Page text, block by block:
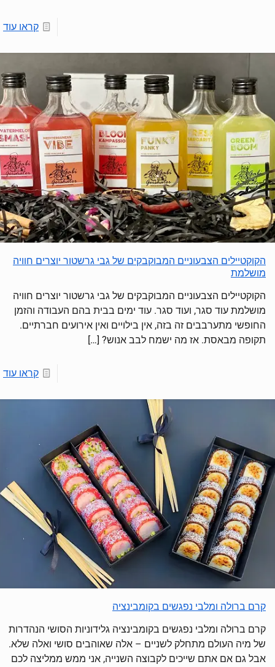
קראו עוד
הקוקטיילים הצבעוניים המבוקבקים של גבי גרשטור יוצרים חוויה
מושלמת
הקוקטיילים הצבעוניים המבוקבקים של גבי גרשטור יוצרים חוויה
מושלמת עוד סגר, ועוד סגר. עוד ימים בבית בהם העבודה והזמן
החופשי מתערבבים זה בזה, אין בילויים ואין אירועים חברתיים.
תקופה מבאסת. אז מה ישמח לבב אנוש? […]
קראו עוד
קרם ברולה ומלבי נפגשים בקומבינציה
קרם ברולה ומלבי נפגשים בקומבינציה גלידוניות הסושי הנהדרות
של מיה העולם מתחלק לשניים – אלה שאוהבים סושי ואלה שלא.
אבל גם אם אתם שייכים לקבוצה השנייה, אני ממש ממליצה לכם